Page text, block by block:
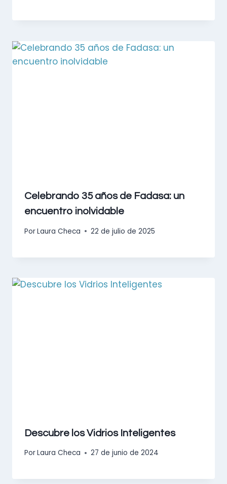
Celebrando 35 años de Fadasa: un
encuentro inolvidable
PorLaura Checa 22 de julio de 2025
Descubre los Vidrios Inteligentes
PorLaura Checa 27 de junio de 2024